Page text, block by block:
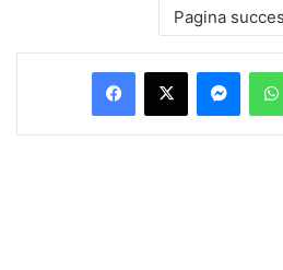
Pagina
Facebook
X